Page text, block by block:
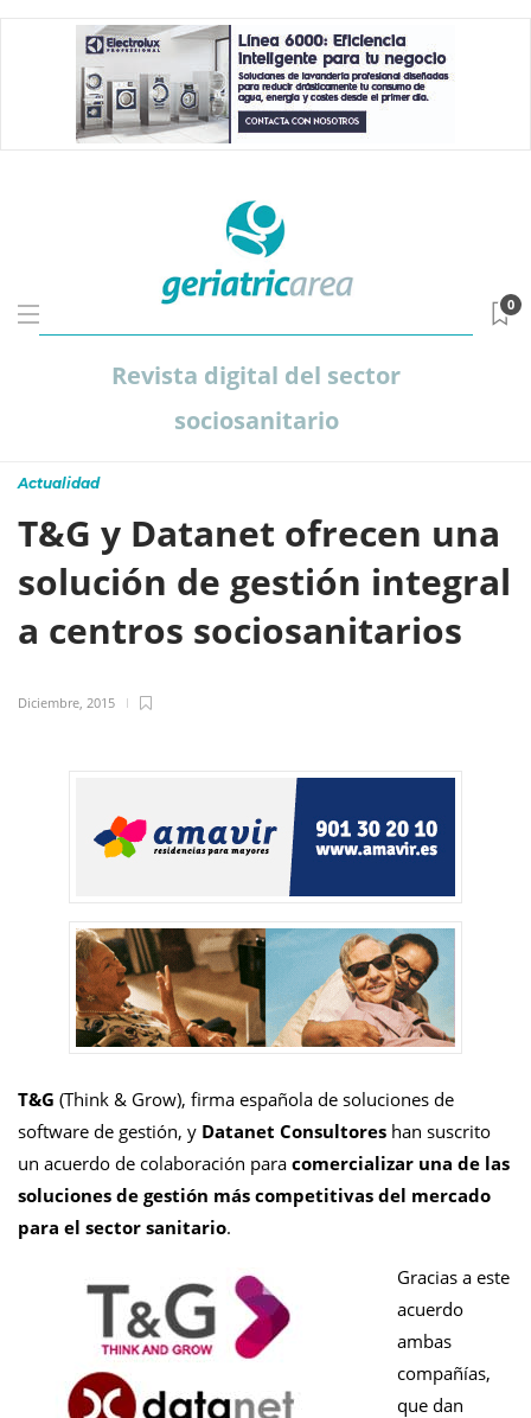
Revista digital del sector
sociosanitario
0
Actualidad
T&G y Datanet ofrecen una
solución de gestión integral
a centros sociosanitarios
Diciembre, 2015
T&G (Think & Grow), firma española de soluciones de
software de gestión, y Datanet Consultores han suscrito
un acuerdo de colaboración para comercializar una de las
soluciones de gestión más competitivas del mercado
para el sector sanitario.
Gracias a este
acuerdo
ambas
compañías,
que dan